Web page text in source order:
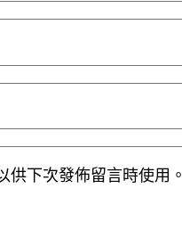
供下次發佈留言時使用。